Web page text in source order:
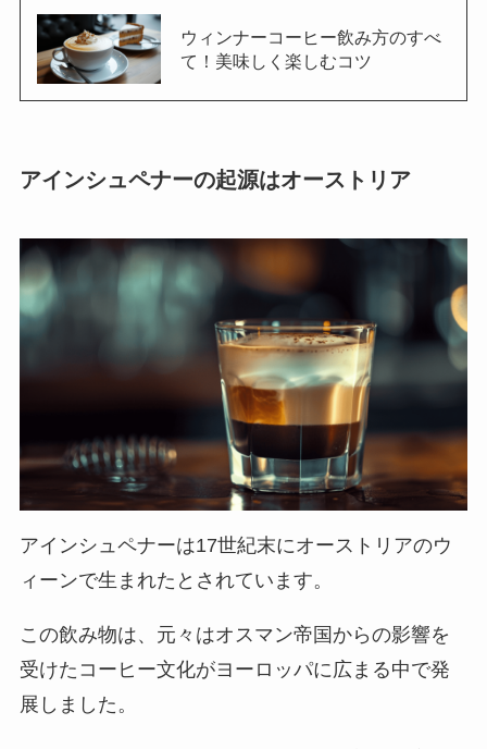
ウィンナーコーヒー飲み方のすべ
て！美味しく楽しむコツ
アインシュペナーの起源はオーストリア
アインシュペナーは17世紀末にオーストリアのウ
ィーンで生まれたとされています。
この飲み物は、元々はオスマン帝国からの影響を
受けたコーヒー文化がヨーロッパに広まる中で発
展しました。